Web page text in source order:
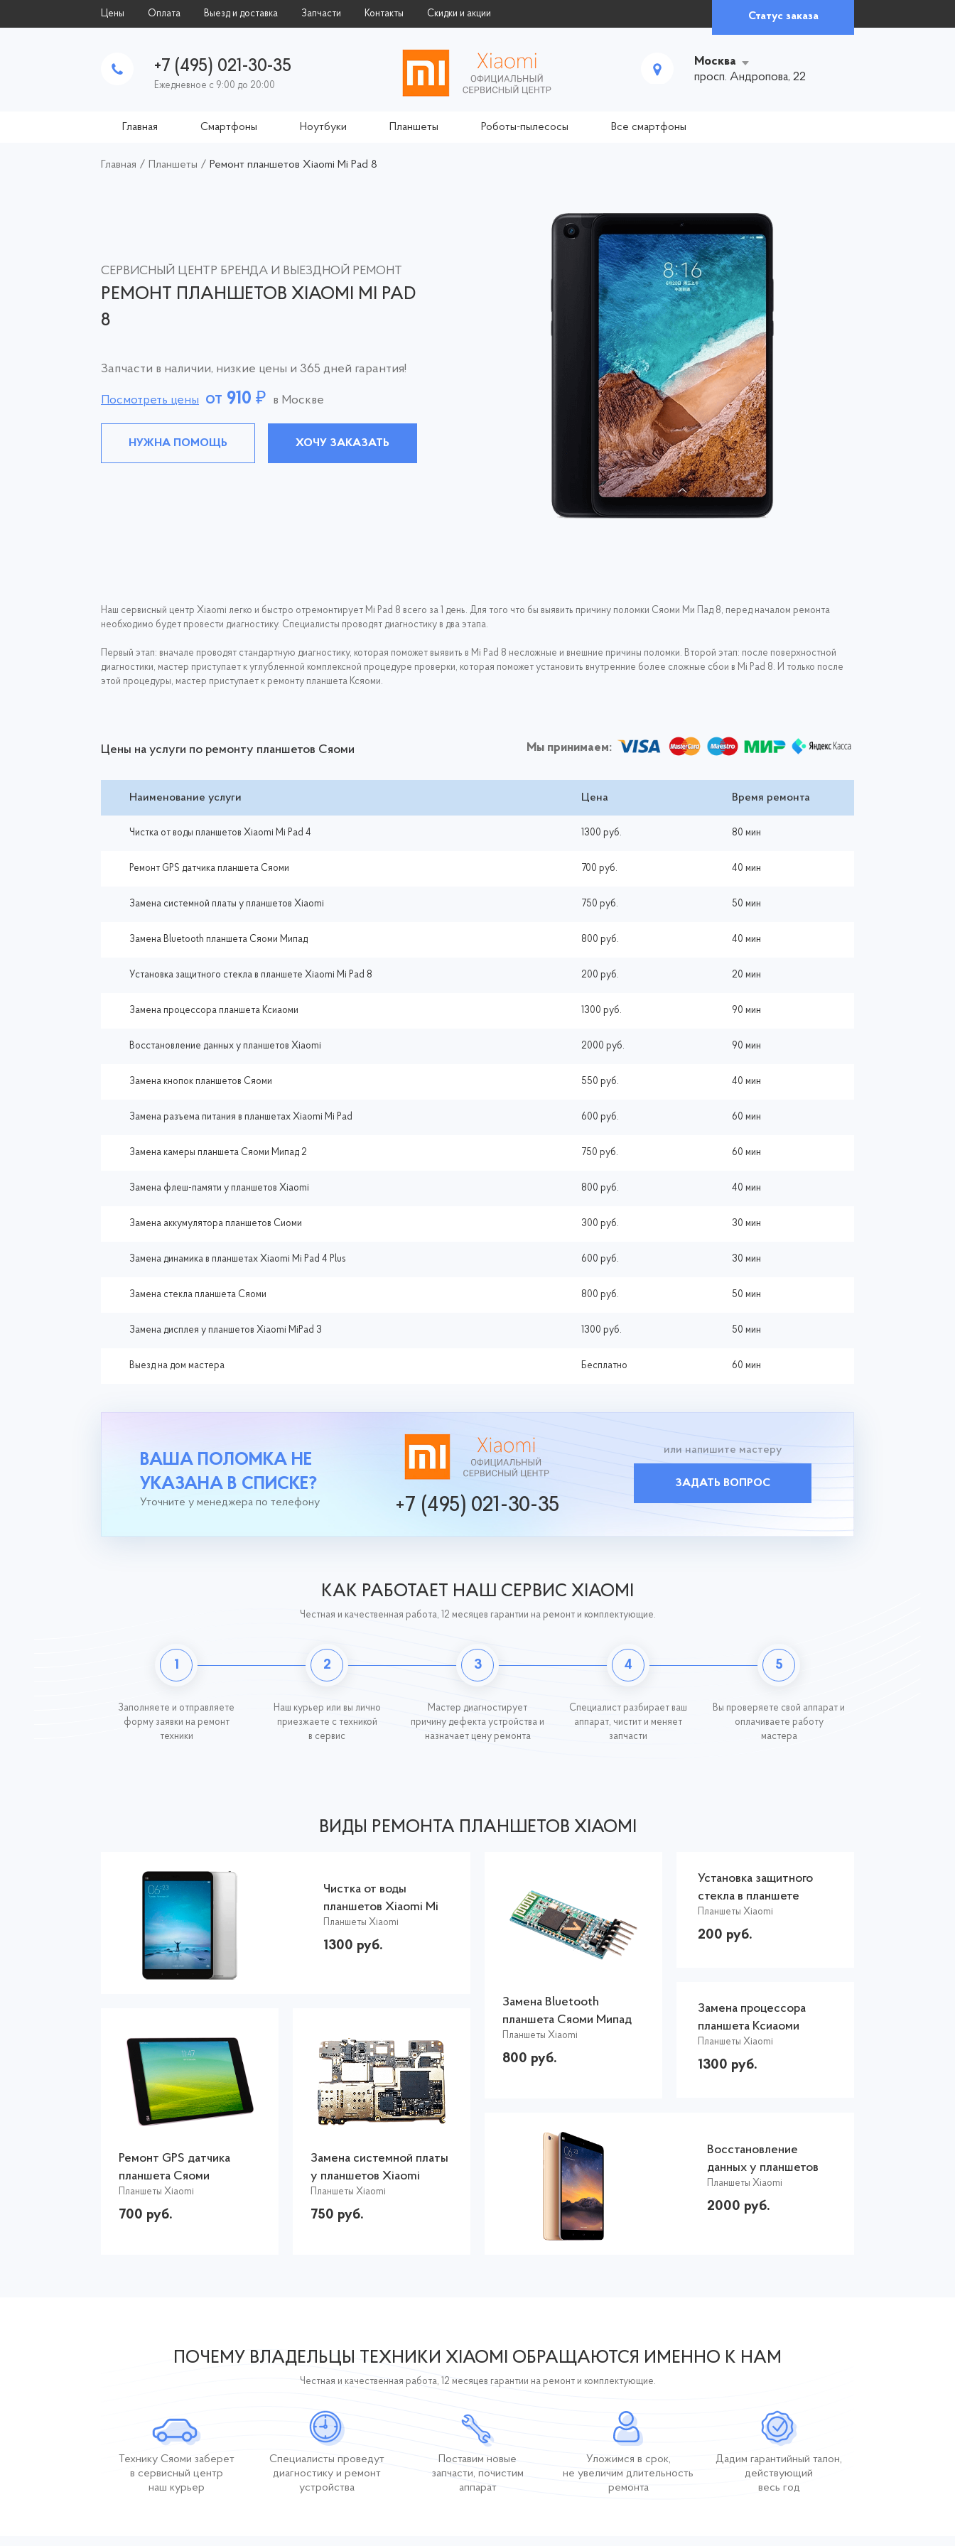
Цены Оплата Выезд и доставка Запчасти Контакты Скидки и акции Статус заказа
+7 (495) 021-30-35
Ежедневное с 9:00 до 20:00
Москва
просп. Андропова, 22
Главная Смартфоны Ноутбуки Планшеты Роботы-пылесосы Все смартфоны
Главная / Планшеты / Ремонт планшетов Xiaomi Mi Pad 8
СЕРВИСНЫЙ ЦЕНТР БРЕНДА И ВЫЕЗДНОЙ РЕМОНТ
РЕМОНТ ПЛАНШЕТОВ XIAOMI MI PAD
8
Запчасти в наличии, низкие цены и 365 дней гарантия!
Посмотреть цены от 910 ₽ в Москве
НУЖНА ПОМОЩЬ ХОЧУ ЗАКАЗАТЬ
Наш сервисный центр Xiaomi легко и быстро отремонтирует Mi Pad 8 всего за 1 день. Для того что бы выявить причину поломки Сяоми Ми Пад 8, перед началом ремонта
необходимо будет провести диагностику. Специалисты проводят диагностику в два этапа.
Первый этап: вначале проводят стандартную диагностику, которая поможет выявить в Mi Pad 8 несложные и внешние причины поломки. Второй этап: после поверхностной
диагностики, мастер приступает к углубленной комплексной процедуре проверки, которая поможет установить внутренние более сложные сбои в Mi Pad 8. И только после
этой процедуры, мастер приступает к ремонту планшета Ксяоми.
Мы принимаем:
Цены на услуги по ремонту планшетов Сяоми
Наименование услуги Цена Время ремонта
Чистка от воды планшетов Xiaomi Mi Pad 4 1300 руб. 80 мин
Ремонт GPS датчика планшета Сяоми 700 руб. 40 мин
Замена системной платы у планшетов Xiaomi 750 руб. 50 мин
Замена Bluetooth планшета Сяоми Мипад 800 руб. 40 мин
Установка защитного стекла в планшете Xiaomi Mi Pad 8 200 руб. 20 мин
Замена процессора планшета Ксиаоми 1300 руб. 90 мин
Восстановление данных у планшетов Xiaomi 2000 руб. 90 мин
Замена кнопок планшетов Сяоми 550 руб. 40 мин
Замена разъема питания в планшетах Xiaomi Mi Pad 600 руб. 60 мин
Замена камеры планшета Сяоми Мипад 2 750 руб. 60 мин
Замена флеш-памяти у планшетов Xiaomi 800 руб. 40 мин
Замена аккумулятора планшетов Сиоми 300 руб. 30 мин
Замена динамика в планшетах Xiaomi Mi Pad 4 Plus 600 руб. 30 мин
Замена стекла планшета Сяоми 800 руб. 50 мин
Замена дисплея у планшетов Xiaomi MiPad 3 1300 руб. 50 мин
Выезд на дом мастера Бесплатно 60 мин
ВАША ПОЛОМКА НЕ
УКАЗАНА В СПИСКЕ?
Уточните у менеджера по телефону +7 (495) 021-30-35
или напишите мастеру
ЗАДАТЬ ВОПРОС
КАК РАБОТАЕТ НАШ СЕРВИС XIAOMI
Честная и качественная работа, 12 месяцев гарантии на ремонт и комплектующие.
1
Заполняете и отправляете
форму заявки на ремонт
техники
2
Наш курьер или вы лично
приезжаете с техникой
в сервис
3
Мастер диагностирует
причину дефекта устройства и
назначает цену ремонта
4
Специалист разбирает ваш
аппарат, чистит и меняет
запчасти
5
Вы проверяете свой аппарат и
оплачиваете работу
мастера
ВИДЫ РЕМОНТА ПЛАНШЕТОВ XIAOMI
Чистка от воды
планшетов Xiaomi Mi
Pad 4
Планшеты Xiaomi
1300 руб.
Ремонт GPS датчика
планшета Сяоми
Планшеты Xiaomi
700 руб.
Замена системной платы
у планшетов Xiaomi
Планшеты Xiaomi
750 руб.
Замена Bluetooth
планшета Сяоми Мипад
Планшеты Xiaomi
800 руб.
Установка защитного
стекла в планшете
Xiaomi Mi Pad 8
Планшеты Xiaomi
200 руб.
Замена процессора
планшета Ксиаоми
Планшеты Xiaomi
1300 руб.
Восстановление
данных у планшетов
Xiaomi
Планшеты Xiaomi
2000 руб.
ПОЧЕМУ ВЛАДЕЛЬЦЫ ТЕХНИКИ XIAOMI ОБРАЩАЮТСЯ ИМЕННО К НАМ
Честная и качественная работа, 12 месяцев гарантии на ремонт и комплектующие.
Технику Сяоми заберет
в сервисный центр
наш курьер
Специалисты проведут
диагностику и ремонт
устройства
Поставим новые
запчасти, почистим
аппарат
Уложимся в срок,
не увеличим длительность
ремонта
Дадим гарантийный талон,
действующий
весь год